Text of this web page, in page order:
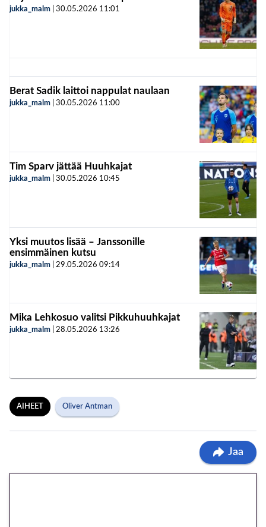
jukka_malm 30.05.2026 11:01
Berat Sadik laittoi nappulat naulaan
jukka_malm 30.05.2026 11:00
Tim Sparv jättää Huuhkajat
jukka_malm 30.05.2026 10:45
Yksi muutos lisää – Janssonille
ensimmäinen kutsu
jukka_malm 29.05.2026 09:14
Mika Lehkosuo valitsi Pikkuhuuhkajat
jukka_malm 28.05.2026 13:26
AIHEET Oliver Antman
Jaa